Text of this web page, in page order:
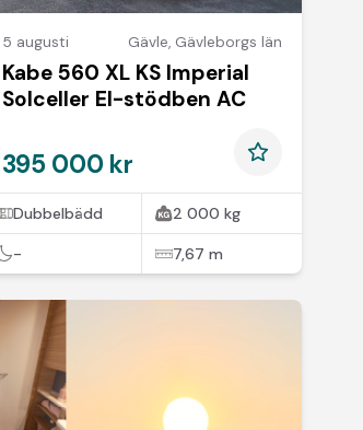
5 augusti Gävle, Gävleborgs län
Kabe 560 XL KS Imperial
Solceller El-stödben AC
395 000 kr
Dubbelbädd 2 000 kg
- 7,67 m